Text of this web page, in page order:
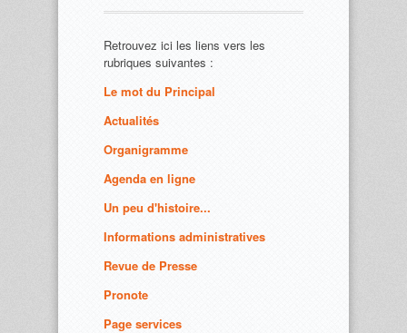
Retrouvez ici les liens vers les
rubriques suivantes :
Le mot du Principal
Actualités
Organigramme
Agenda en ligne
Un peu d'histoire...
Informations administratives
Revue de Presse
Pronote
Page services